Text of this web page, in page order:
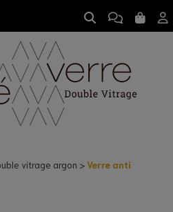
vitrage argon
Verre anti